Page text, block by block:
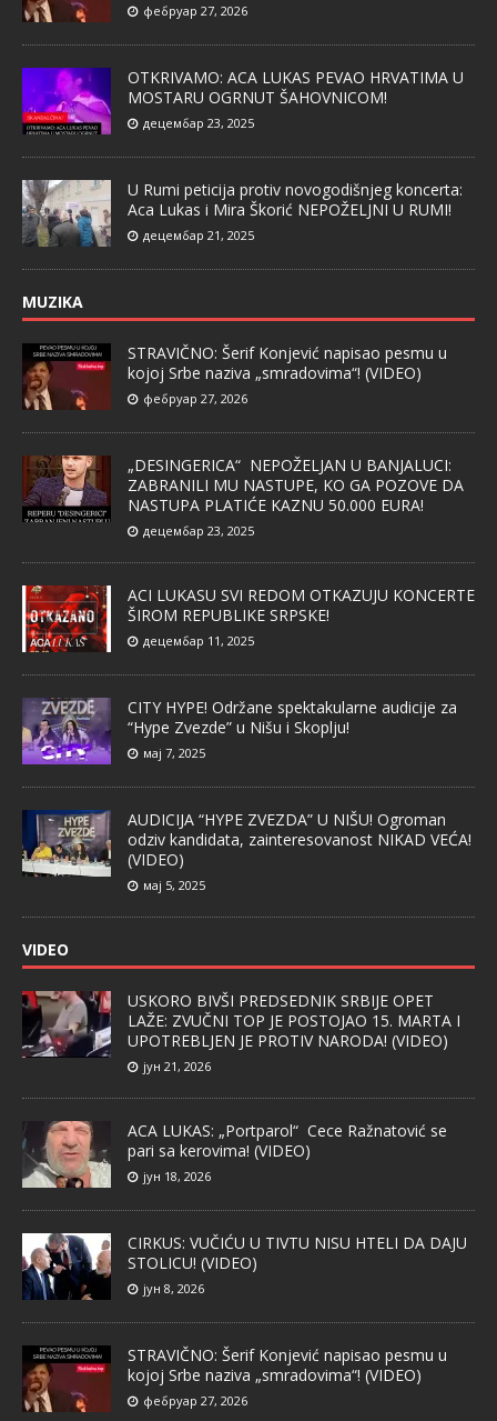
фебруар 27, 2026
OTKRIVAMO: ACA LUKAS PEVAO HRVATIMA U
MOSTARU OGRNUT ŠAHOVNICOM!
децембар 23, 2025
U Rumi peticija protiv novogodišnjeg koncerta:
Aca Lukas i Mira Škorić NEPOŽELJNI U RUMI!
децембар 21, 2025
MUZIKA
STRAVIČNO: Šerif Konjević napisao pesmu u
kojoj Srbe naziva „smradovima“! (VIDEO)
фебруар 27, 2026
„DESINGERICA“ NEPOŽELJAN U BANJALUCI:
ZABRANILI MU NASTUPE, KO GA POZOVE DA
NASTUPA PLATIĆE KAZNU 50.000 EURA!
децембар 23, 2025
ACI LUKASU SVI REDOM OTKAZUJU KONCERTE
ŠIROM REPUBLIKE SRPSKE!
децембар 11, 2025
CITY HYPE! Održane spektakularne audicije za
“Hype Zvezde” u Nišu i Skoplju!
мај 7, 2025
AUDICIJA “HYPE ZVEZDA” U NIŠU! Ogroman
odziv kandidata, zainteresovanost NIKAD VEĆA!
(VIDEO)
мај 5, 2025
VIDEO
USKORO BIVŠI PREDSEDNIK SRBIJE OPET
LAŽE: ZVUČNI TOP JE POSTOJAO 15. MARTA I
UPOTREBLJEN JE PROTIV NARODA! (VIDEO)
јун 21, 2026
ACA LUKAS: „Portparol“ Cece Ražnatović se
pari sa kerovima! (VIDEO)
јун 18, 2026
CIRKUS: VUČIĆU U TIVTU NISU HTELI DA DAJU
STOLICU! (VIDEO)
јун 8, 2026
STRAVIČNO: Šerif Konjević napisao pesmu u
kojoj Srbe naziva „smradovima“! (VIDEO)
фебруар 27, 2026